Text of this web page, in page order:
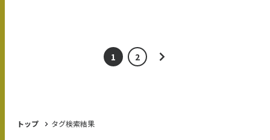
1 2
トップ タグ検索結果